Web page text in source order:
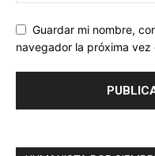
Guardar mi nombre,
navegador la próxima vez